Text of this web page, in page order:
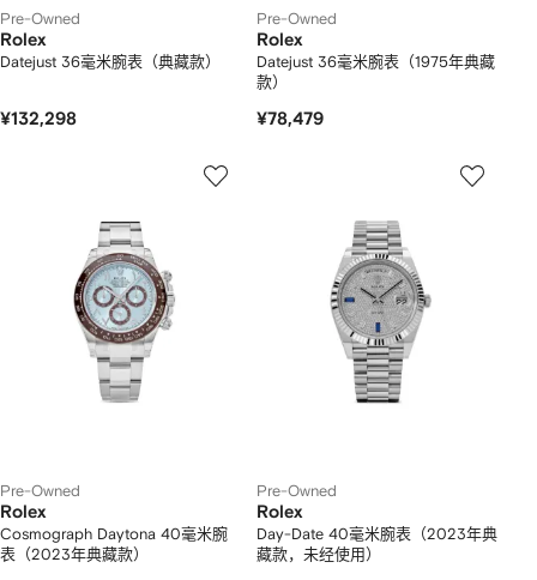
Pre-Owned
Rolex
Datejust 36毫米腕表（典藏款）
¥132,298
Pre-Owned
Rolex
Datejust 36毫米腕表（1975年典藏
款）
¥78,479
Pre-Owned
Rolex
Cosmograph Daytona 40毫米腕
表（2023年典藏款）
Pre-Owned
Rolex
Day-Date 40毫米腕表（2023年典
藏款，未经使用）